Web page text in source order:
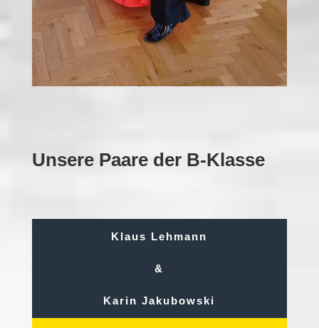
Unsere Paare der B-Klasse
Klaus Lehmann
&
Karin Jakubowski